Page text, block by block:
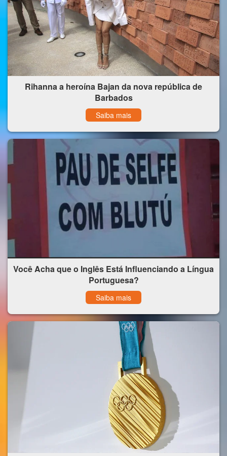
Rihanna a heroína Bajan da nova república de
Barbados
Saiba mais
Você Acha que o Inglês Está Influenciando a Língua
Portuguesa?
Saiba mais